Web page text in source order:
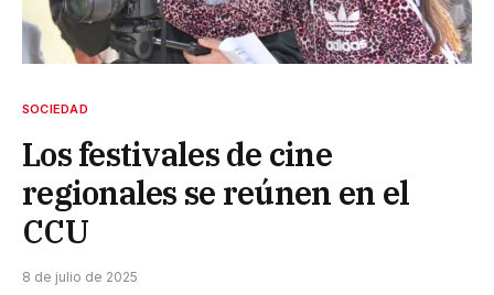
SOCIEDAD
Los festivales de cine
regionales se reúnen en el
CCU
8 de julio de 2025